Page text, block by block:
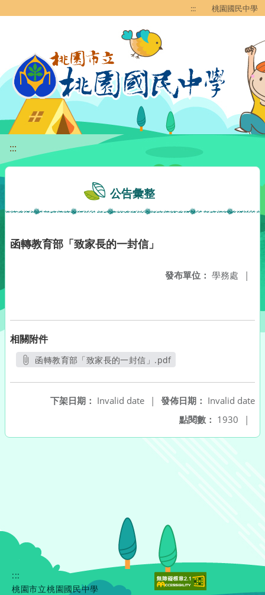
::: 桃園國民中學
:::
公告彙整
函轉教育部「致家長的一封信」
發布單位： 學務處 |
相關附件
函轉教育部「致家長的一封信」.pdf
發佈日期： Invalid date
下架日期： Invalid date
|
點閱數： 1930 |
:::
桃園市立桃園國民中學